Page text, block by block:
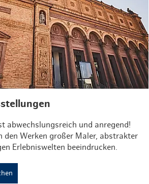
abwechslungsreich und anregend!
den Werken großer Maler, abstrakter
Erlebniswelten beeindrucken.